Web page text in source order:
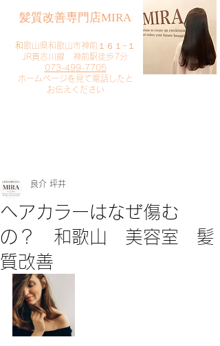
​髪質改善専門店MIRA
​和歌山県和歌山市神前１６１−１
JR貴志川線 神前駅徒歩7分
073-499-7705
​ホームページを見て電話したと
お伝えください
ヘアカラーはなぜ傷む
の？ 和歌山 美容室 髪
質改善
良介 坪井